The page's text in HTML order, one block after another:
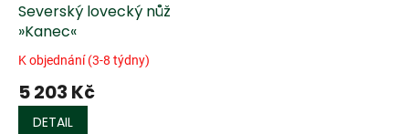
Severský lovecký nůž
»Kanec«
K objednání (3-8 týdny)
5 203 Kč
DETAIL